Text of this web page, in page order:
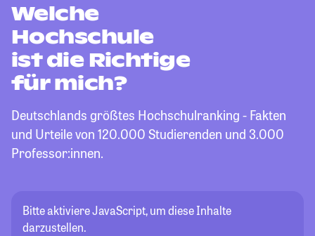
Welche
Hochschule
ist die Richtige
für mich?
Deutschlands größtes Hochschulranking - Fakten
und Urteile von 120.000 Studierenden und 3.000
Professor:innen.
Bitte aktiviere JavaScript, um diese Inhalte
darzustellen.